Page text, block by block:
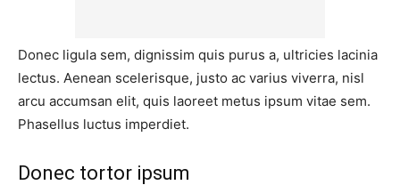
Donec ligula sem, dignissim quis purus a, ultricies lacinia
lectus. Aenean scelerisque, justo ac varius viverra, nisl
arcu accumsan elit, quis laoreet metus ipsum vitae sem.
Phasellus luctus imperdiet.
Donec tortor ipsum